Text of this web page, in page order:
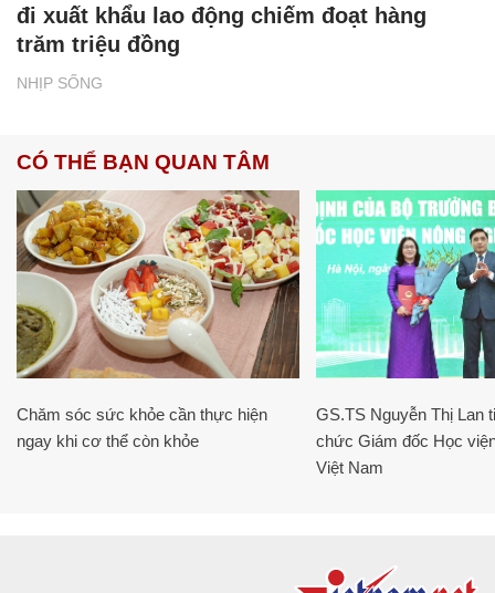
NHỊP SỐNG
đi xuất khẩu lao động chiếm đoạt hàng
trăm triệu đồng
CÓ THỂ BẠN QUAN TÂM
Chăm sóc sức khỏe cần thực hiện
ngay khi cơ thể còn khỏe
GS.TS Nguyễn Thị Lan
chức Giám đốc Học
Việt Nam